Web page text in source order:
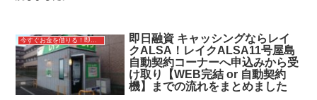
今すぐお金を借りる！即日融資キャッシング
即日融資 キャッシングならレイ
クALSA！レイクALSA11号屋島
自動契約コーナーへ申込みから受
け取り【WEB完結 or 自動契約
機】までの流れをまとめました